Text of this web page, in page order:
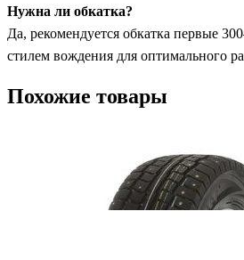
Нужна ли обкатка?
Да, рекомендуется обкатка первые
стилем вождения для оптимального
Похожие товары